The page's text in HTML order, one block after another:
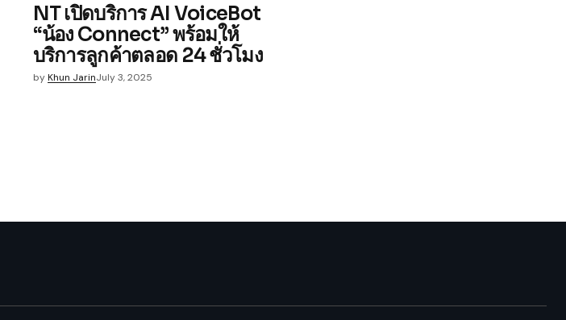
NT เปิดบริการ AI VoiceBot
“น้อง Connect” พร้อมให้
บริการลูกค้าตลอด 24 ชั่วโมง
by Khun JarinJuly 3, 2025